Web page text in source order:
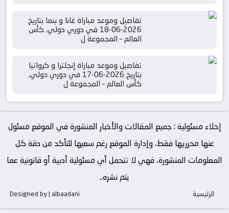
تفاصيل وموعد مباراة غانا و بنما بتاريخ
2026-06-18 في دوري دولي, كأس
العالم – المجموعة ل
تفاصيل وموعد مباراة إنجلترا و كرواتيا
بتاريخ 2026-06-17 في دوري دولي,
كأس العالم – المجموعة ل
إخلاء مسئولية : جميع المقالات والأخبار المنشورة في الموقع مسئول
عنها محرريها فقط، وإدارة الموقع رغم سعيها للتأكد من دقة كل
المعلومات المنشورة، فهي لا تتحمل أي مسئولية أدبية أو قانونية عما
يتم نشره..
Designed by | albaadani الرئيسية